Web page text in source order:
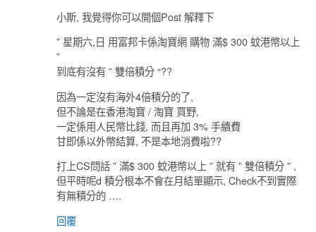
小斯, 我覺得你可以開個Post 解釋下
” 星期六,日 用富邦卡係淘寶網 購物 滿$ 300 蚊港幣以上
”
到底有沒有 ” 雙倍積分 “??
因為一定沒有海外4倍積分的了,
但不論是在香港淘寶 / 淘寶 買野,
一定係用人民幣比錢, 而且再加 3% 手續費
甘即係以外幣結算, 不是本地消費啦??
打上CS問話 ” 滿$ 300 蚊港幣以上 ” 就有 ” 雙倍積分 ” ,
但平時呢d 積分根本不會在月結單顯示, Check不到實際
有無積分的 ….
回覆